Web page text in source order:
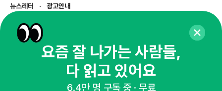
뉴스레터
광고안내
경기도 성남시 분당구 대왕판교로645번길 16
사업자등록번호 : 144-81-27690(
통신판매업신고번호 : 2014-경기성남-1023
호스팅서비스사업자 : 오픈애즈
1800-2198
요즘 잘 나가는 사람들,
다 읽고 있어요
6.4만 명 구독 중 · 무료